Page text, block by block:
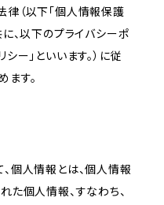
律（以下「個人情報保護
に、以下のプライバシーポ
ー」といいます。）に従
ます。
個人情報とは、個人情報
た個人情報、すなわち、